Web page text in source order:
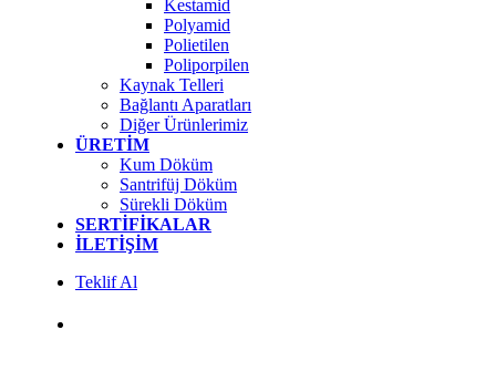
Kestamid
Polyamid
Polietilen
Poliporpilen
Kaynak Telleri
Bağlantı Aparatları
Diğer Ürünlerimiz
ÜRETIM
Kum Döküm
Santrifüj Döküm
Sürekli Döküm
SERTIFIKALAR
İLETIŞIM
Teklif Al